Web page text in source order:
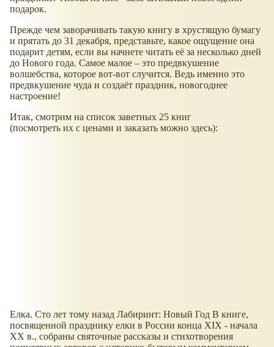
подарок.
Прежде чем заворачивать такую книгу в хрустящую бумагу
и прятать до 31 декабря, представьте, какое ощущение она
подарит детям, если вы начнете читать её за несколько дней
до Нового года. Самое малое – это предвкушение
волшебства, которое вот-вот случится. Ведь именно это
предвкушение чуда и создаёт праздник, новогоднее
настроение!
Итак, смотрим на список заветных 25 книг
(посмотреть их с ценами и заказать можно здесь):
Елка. Сто лет тому назад Лабиринт: Новый Год В книге,
посвященной празднику елки в России конца XIX - начала
XX в., собраны святочные рассказы и стихотворения